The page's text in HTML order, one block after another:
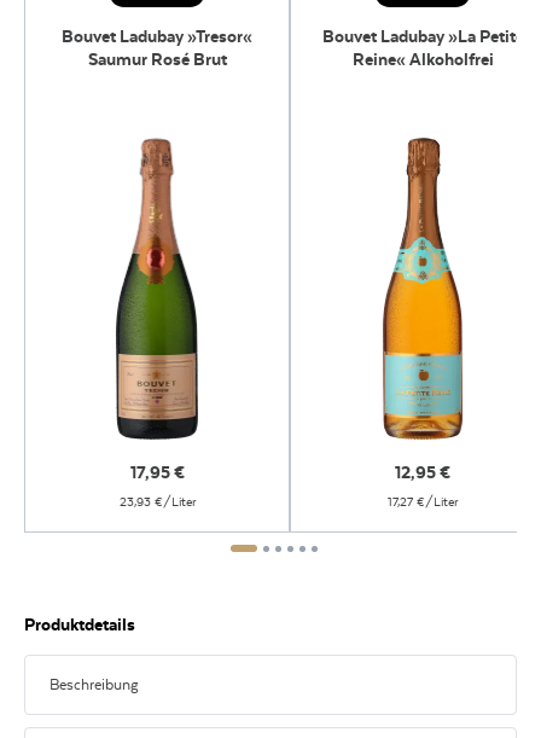
Bouvet Ladubay »Tresor«
Saumur Rosé Brut
17,95€
23,93 €/Liter
Bouvet Ladubay »La Petite
Reine« Alkoholfrei
12,95€
17,27 €/Liter
Produktdetails
Beschreibung
Sprudelnde Entdeckungsreise